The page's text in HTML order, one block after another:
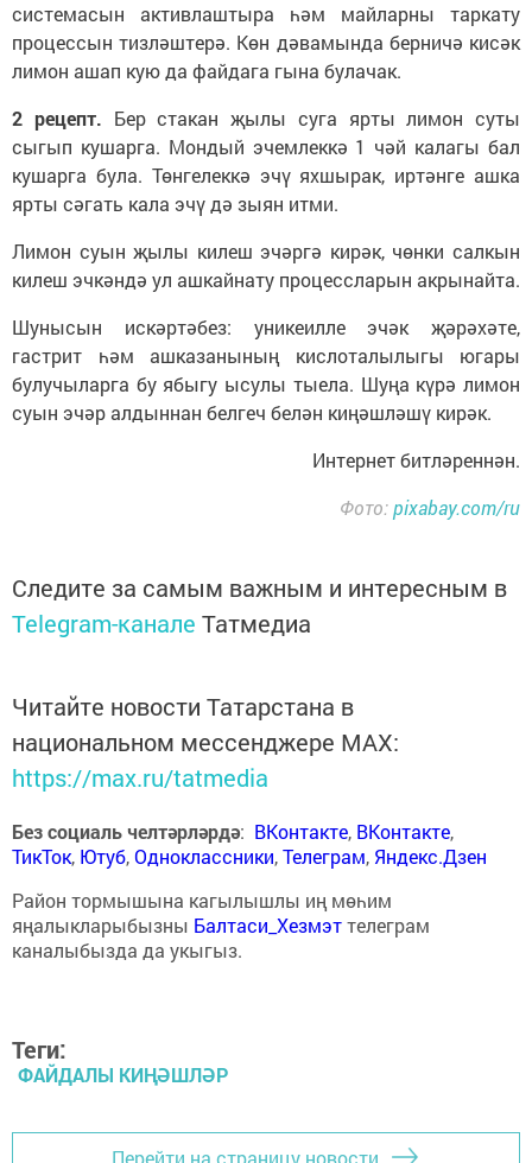
системасын активлаштыра һәм майларны таркату
процессын тизләштерә. Көн дәвамында берничә кисәк
лимон ашап кую да файдага гына булачак.
2 рецепт. Бер стакан җылы суга ярты лимон суты
сыгып кушарга. Мондый эчемлеккә 1 чәй калагы бал
кушарга була. Төнгелеккә эчү яхшырак, иртәнге ашка
ярты сәгать кала эчү дә зыян итми.
Лимон суын җылы килеш эчәргә кирәк, чөнки салкын
килеш эчкәндә ул ашкайнату процессларын акрынайта.
Шунысын искәртәбез: уникеилле эчәк җәрәхәте,
гастрит һәм ашказанының кислоталылыгы югары
булучыларга бу ябыгу ысулы тыела. Шуңа күрә лимон
суын эчәр алдыннан белгеч белән киңәшләшү кирәк.
Интернет битләреннән.
Фото:pixabay.com/ru
Следите за самым важным и интересным в
Telegram-канале Татмедиа
Читайте новости Татарстана в
национальном мессенджере MАХ:
https://max.ru/tatmedia
Без социаль челтәрләрдә: ВКонтакте, ВКонтакте,
ТикТок, Ютуб,Одноклассники,Телеграм, Яндекс.Дзен
Район тормышына кагылышлы иң мөһим
яңалыкларыбызны Балтаси_Хезмэттелеграм
каналыбызда да укыгыз.
Теги:
ФАЙДАЛЫ КИҢӘШЛӘР
Перейти на страницу новости